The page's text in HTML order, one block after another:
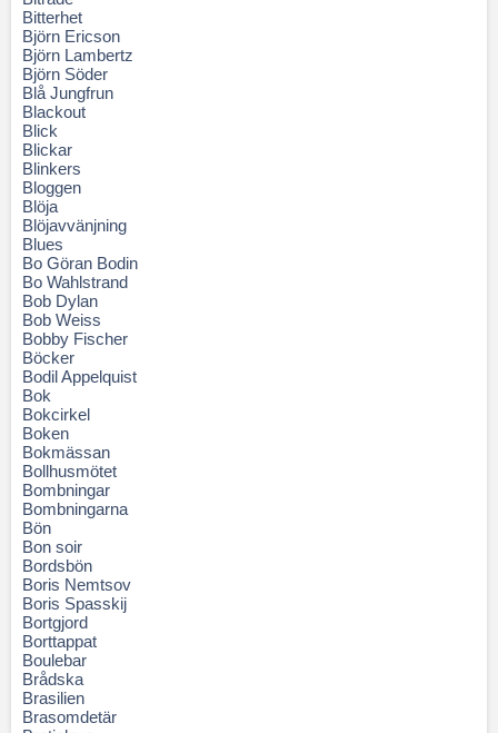
Bitterhet
Björn Ericson
Björn Lambertz
Björn Söder
Blå Jungfrun
Blackout
Blick
Blickar
Blinkers
Bloggen
Blöja
Blöjavvänjning
Blues
Bo Göran Bodin
Bo Wahlstrand
Bob Dylan
Bob Weiss
Bobby Fischer
Böcker
Bodil Appelquist
Bok
Bokcirkel
Boken
Bokmässan
Bollhusmötet
Bombningar
Bombningarna
Bön
Bon soir
Bordsbön
Boris Nemtsov
Boris Spasskij
Bortgjord
Borttappat
Boulebar
Brådska
Brasilien
Brasomdetär